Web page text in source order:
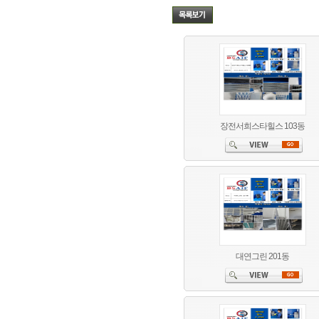
장전서희스타힐스 103동
대연그린 201동